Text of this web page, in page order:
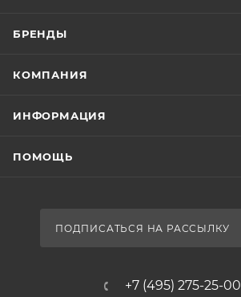
БРЕНДЫ
КОМПАНИЯ
ИНФОРМАЦИЯ
ПОМОЩЬ
ПОДПИСАТЬСЯ НА РАССЫЛКУ
+7 (495) 275-25-00